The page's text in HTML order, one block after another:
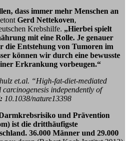
dass immer mehr Menschen an
Gerd Nettekoven,
Krebshilfe. „Hierbei spielt
mit eine Rolle. Je genauer
die Entstehung von Tumoren im
können wir durch eine bewusste
Erkrankung vorbeugen.“
et.al. “High-fat-diet-mediated
independently of
10.1038/nature13398
und Prävention
ist die dritthäufigste
36.000 Männer und 29.000